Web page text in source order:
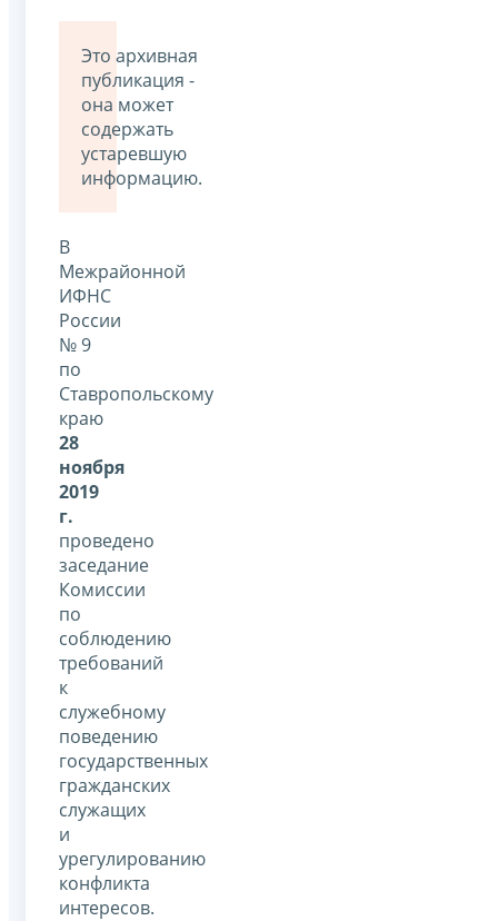
Это архивная
публикация -
она может
содержать
устаревшую
информацию.
В
Межрайонной
ИФНС
России
№ 9
по
Ставропольскому
краю
28
ноября
2019
г.
проведено
заседание
Комиссии
по
соблюдению
требований
к
служебному
поведению
государственных
гражданских
служащих
и
урегулированию
конфликта
интересов.